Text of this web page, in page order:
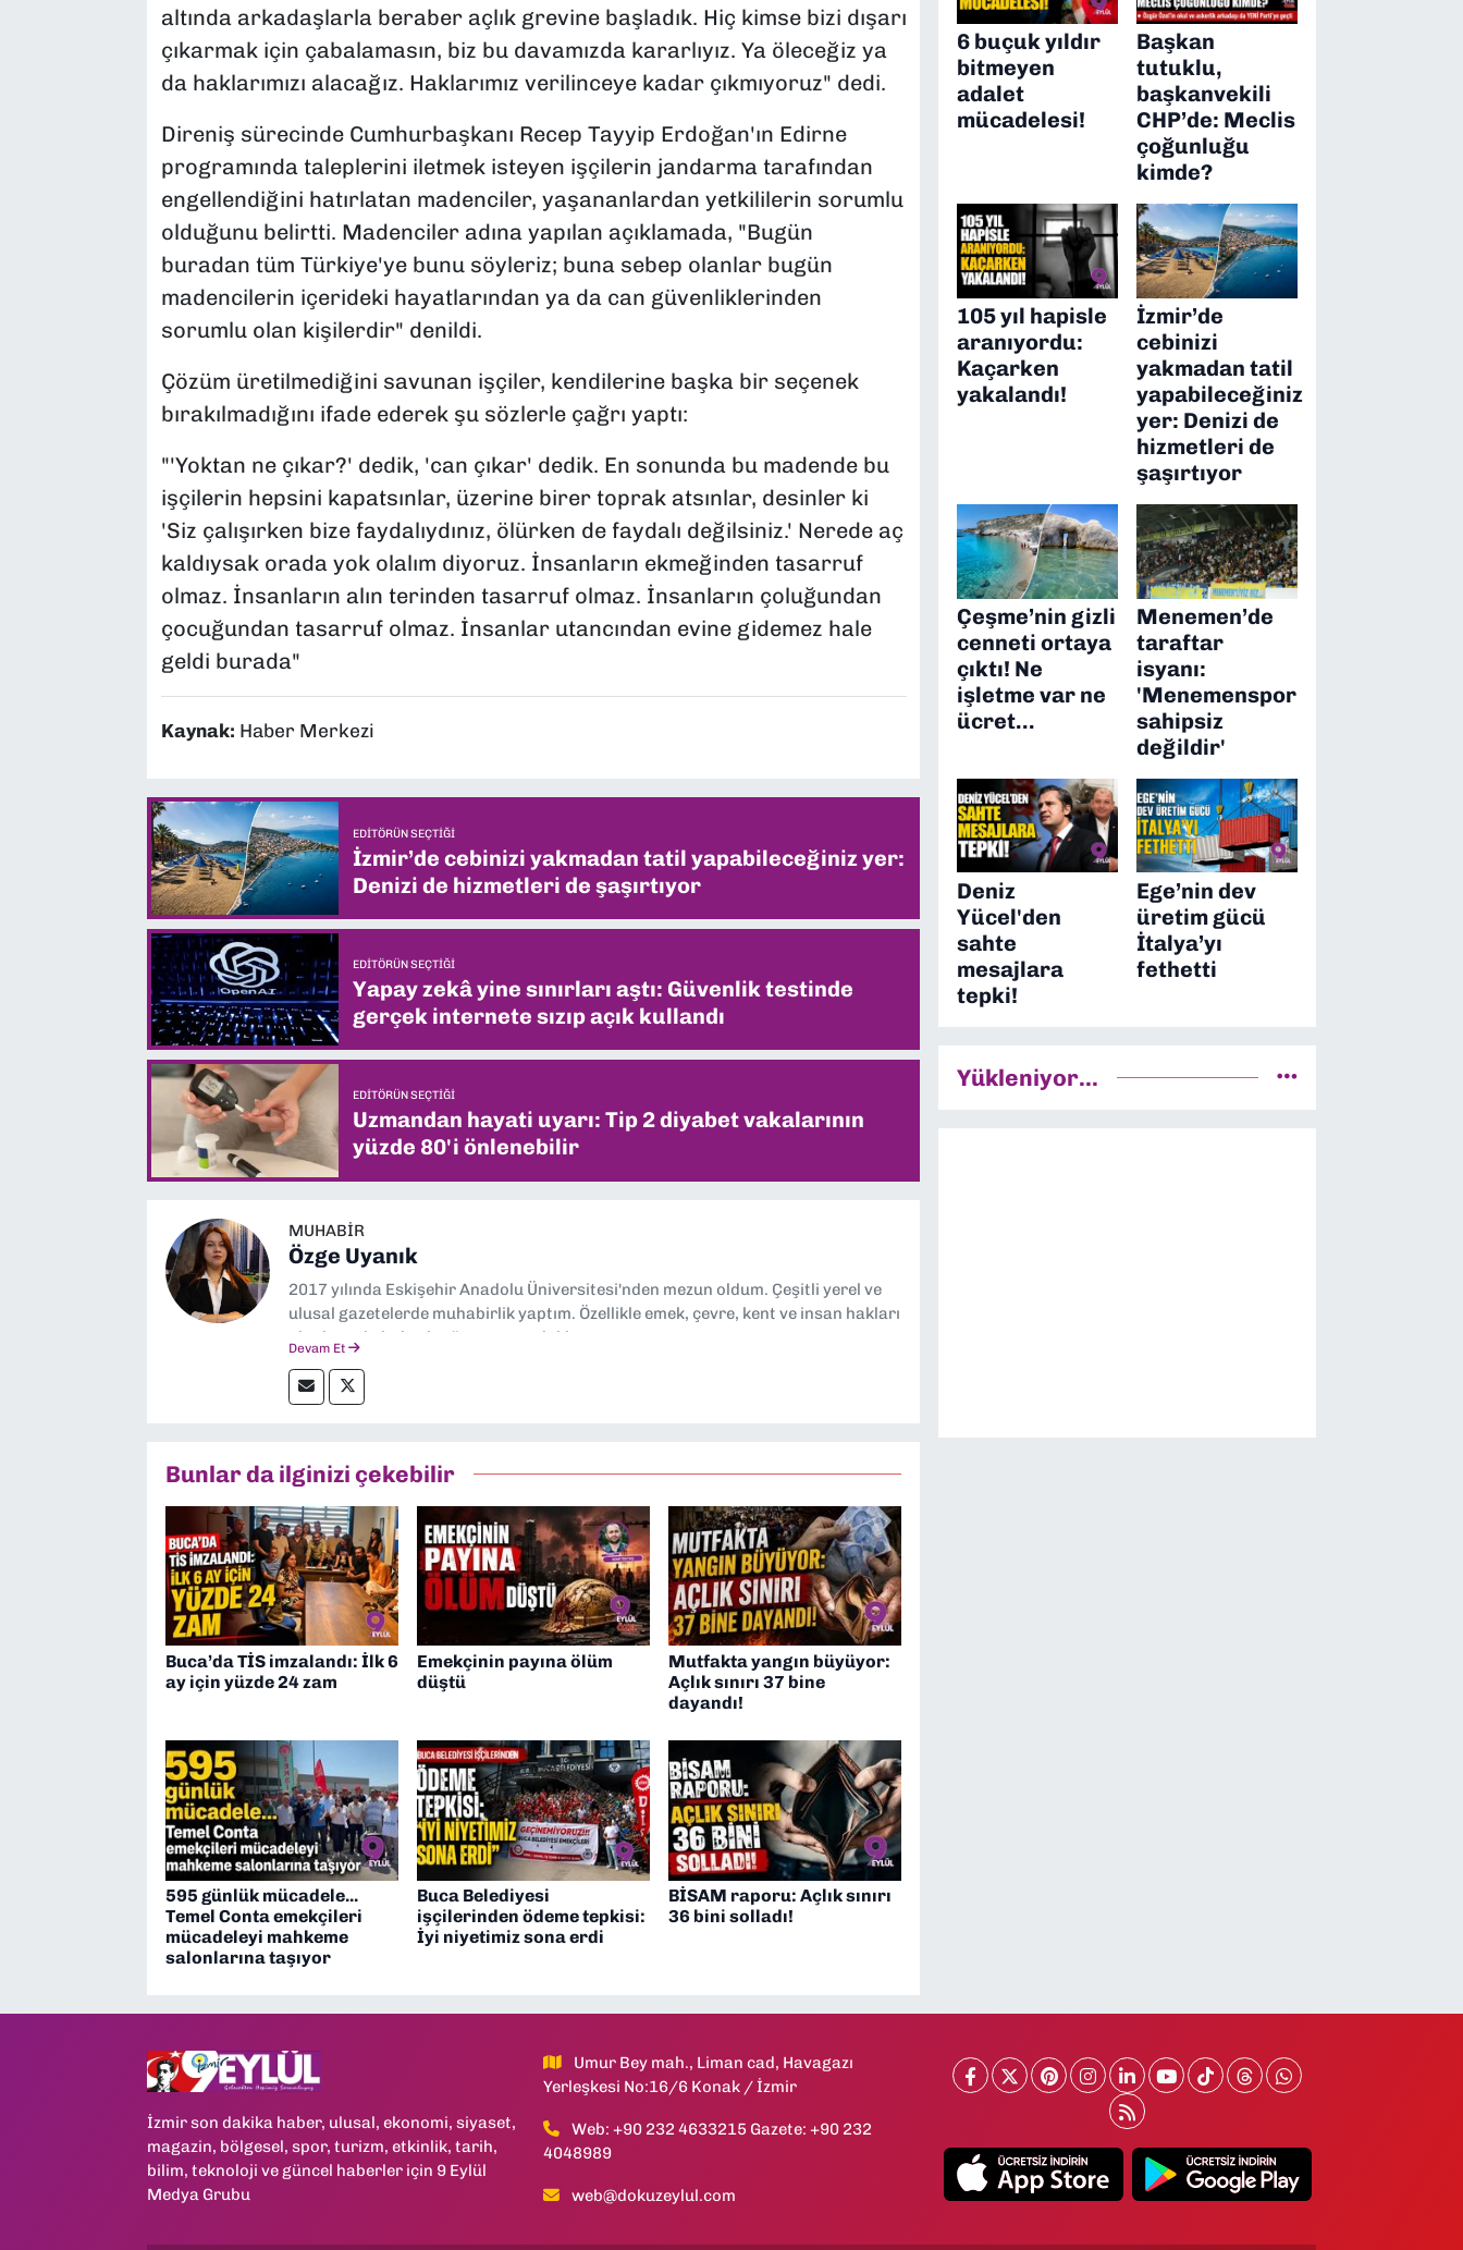
altında arkadaşlarla beraber açlık grevine başladık. Hiç kimse bizi dışarı
çıkarmak için çabalamasın, biz bu davamızda kararlıyız. Ya öleceğiz ya
da haklarımızı alacağız. Haklarımız verilinceye kadar çıkmıyoruz" dedi.
Direniş sürecinde Cumhurbaşkanı Recep Tayyip Erdoğan'ın Edirne
programında taleplerini iletmek isteyen işçilerin jandarma tarafından
engellendiğini hatırlatan madenciler, yaşananlardan yetkililerin sorumlu
olduğunu belirtti. Madenciler adına yapılan açıklamada, "Bugün
buradan tüm Türkiye'ye bunu söyleriz; buna sebep olanlar bugün
madencilerin içerideki hayatlarından ya da can güvenliklerinden
sorumlu olan kişilerdir" denildi.
Çözüm üretilmediğini savunan işçiler, kendilerine başka bir seçenek
bırakılmadığını ifade ederek şu sözlerle çağrı yaptı:
"'Yoktan ne çıkar?' dedik, 'can çıkar' dedik. En sonunda bu madende bu
işçilerin hepsini kapatsınlar, üzerine birer toprak atsınlar, desinler ki
'Siz çalışırken bize faydalıydınız, ölürken de faydalı değilsiniz.' Nerede aç
kaldıysak orada yok olalım diyoruz. İnsanların ekmeğinden tasarruf
olmaz. İnsanların alın terinden tasarruf olmaz. İnsanların çoluğundan
çocuğundan tasarruf olmaz. İnsanlar utancından evine gidemez hale
geldi burada"
Kaynak: Haber Merkezi
EDITÖRÜN SEÇTIĞI
İzmir’de cebinizi yakmadan tatil yapabileceğiniz yer:
Denizi de hizmetleri de şaşırtıyor
EDITÖRÜN SEÇTIĞI
Yapay zekâ yine sınırları aştı: Güvenlik testinde
gerçek internete sızıp açık kullandı
EDITÖRÜN SEÇTIĞI
Uzmandan hayati uyarı: Tip 2 diyabet vakalarının
yüzde 80'i önlenebilir
MUHABIR
Özge Uyanık
2017 yılında Eskişehir Anadolu Üniversitesi'nden mezun oldum. Çeşitli yerel ve
ulusal gazetelerde muhabirlik yaptım. Özellikle emek, çevre, kent ve insan hakları
alanlarında haberler üretmeye odaklanıyorum.
Devam Et
Bunlar da ilginizi çekebilir
Buca’da TİS imzalandı: İlk 6
ay için yüzde 24 zam
Emekçinin payına ölüm
düştü
Mutfakta yangın büyüyor:
Açlık sınırı 37 bine
dayandı!
595 günlük mücadele...
Temel Conta emekçileri
mücadeleyi mahkeme
salonlarına taşıyor
Buca Belediyesi
işçilerinden ödeme tepkisi:
İyi niyetimiz sona erdi
BİSAM raporu: Açlık sınırı
36 bini solladı!
6 buçuk yıldır
bitmeyen
adalet
mücadelesi!
Başkan
tutuklu,
başkanvekili
CHP’de: Meclis
çoğunluğu
kimde?
105 yıl hapisle
aranıyordu:
Kaçarken
yakalandı!
İzmir’de
cebinizi
yakmadan tatil
yapabileceğiniz
yer: Denizi de
hizmetleri de
şaşırtıyor
Çeşme’nin gizli
cenneti ortaya
çıktı! Ne
işletme var ne
ücret…
Menemen’de
taraftar
isyanı:
'Menemenspor
sahipsiz
değildir'
Deniz
Yücel'den
sahte
mesajlara
tepki!
Ege’nin dev
üretim gücü
İtalya’yı
fethetti
Yükleniyor...
İzmir son dakika haber, ulusal, ekonomi, siyaset,
magazin, bölgesel, spor, turizm, etkinlik, tarih,
bilim, teknoloji ve güncel haberler için 9 Eylül
Medya Grubu
Umur Bey mah., Liman cad, Havagazı
Yerleşkesi No:16/6 Konak / İzmir
Web: +90 232 4633215 Gazete: +90 232
4048989
web@dokuzeylul.com